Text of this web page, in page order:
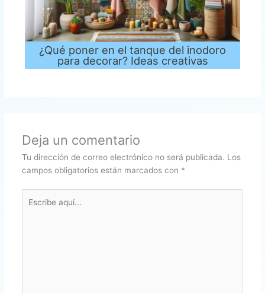
¿Qué poner en el tanque del inodoro
para decorar? Ideas creativas
Deja un comentario
Tu dirección de correo electrónico no será publicada. Los
campos obligatorios están marcados con *
aquí...